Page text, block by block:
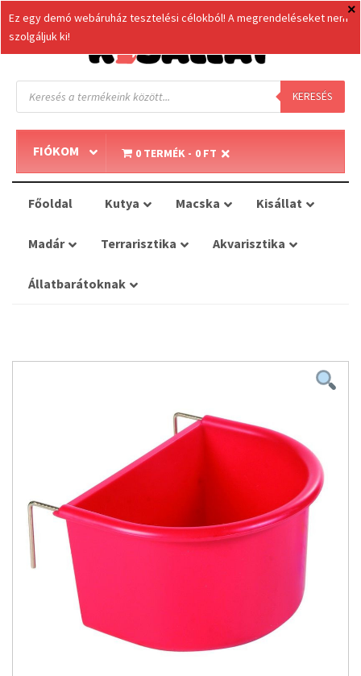
Products
search KERESÉS
FIÓKOM 0 TERMÉK 0 FT
Főoldal Kutya Macska Kisállat
Madár Terrarisztika Akvarisztika
Állatbarátoknak
Ez egy demó webáruház tesztelési célokból! A megrendeléseket nem
szolgáljuk ki!